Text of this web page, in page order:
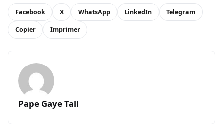
Facebook X WhatsApp LinkedIn Telegram
Copier Imprimer
Pape Gaye Tall